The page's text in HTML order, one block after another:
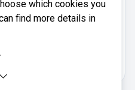
i
which cookies you
find more details in
that are needed for